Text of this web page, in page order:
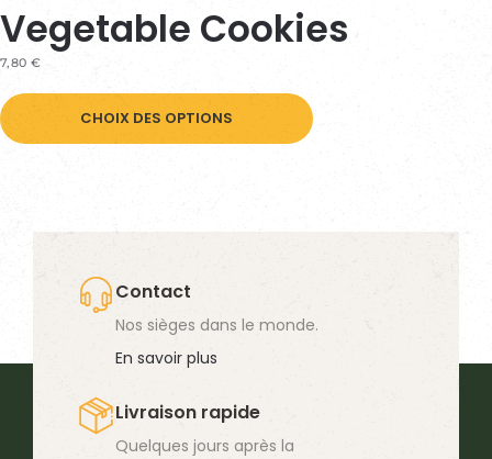
Vegetable Cookies
7,80 €
CHOIX DES OPTIONS
produit
peuvent
Contact
Nos sièges dans le monde.
En savoir plus
Livraison rapide
Quelques jours après la